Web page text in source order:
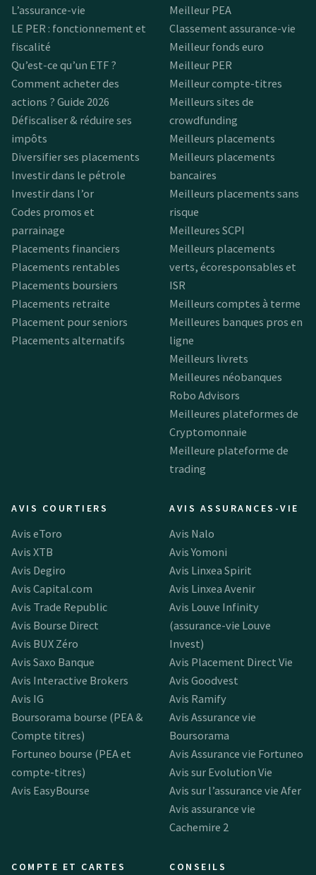
L’assurance-vie
LE PER : fonctionnement et
fiscalité
Qu’est-ce qu’un ETF ?
Comment acheter des
actions ? Guide 2026
Défiscaliser & réduire ses
impôts
Diversifier ses placements
Investir dans le pétrole
Investir dans l’or
Codes promos et
parrainage
Placements financiers
Placements rentables
Placements boursiers
Placements retraite
Placement pour seniors
Placements alternatifs
Meilleur PEA
Classement assurance-vie
Meilleur fonds euro
Meilleur PER
Meilleur compte-titres
Meilleurs sites de
crowdfunding
Meilleurs placements
Meilleurs placements
bancaires
Meilleurs placements sans
risque
Meilleures SCPI
Meilleurs placements
verts, écoresponsables et
ISR
Meilleurs comptes à terme
Meilleures banques pros en
ligne
Meilleurs livrets
Meilleures néobanques
Robo Advisors
Meilleures plateformes de
Cryptomonnaie
Meilleure plateforme de
trading
AVIS COURTIERS
Avis eToro
Avis XTB
Avis Degiro
Avis Capital.com
Avis Trade Republic
Avis Bourse Direct
Avis BUX Zéro
Avis Saxo Banque
Avis Interactive Brokers
Avis IG
Boursorama bourse (PEA &
Compte titres)
Fortuneo bourse (PEA et
compte-titres)
Avis EasyBourse
AVIS ASSURANCES-VIE
Avis Nalo
Avis Yomoni
Avis Linxea Spirit
Avis Linxea Avenir
Avis Louve Infinity
(assurance-vie Louve
Invest)
Avis Placement Direct Vie
Avis Goodvest
Avis Ramify
Avis Assurance vie
Boursorama
Avis Assurance vie Fortuneo
Avis sur Evolution Vie
Avis sur l’assurance vie Afer
Avis assurance vie
Cachemire 2
COMPTE ET CARTES
CONSEILS